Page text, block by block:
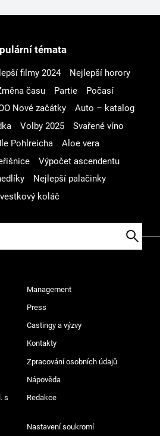
témata
filmy 2024
Nejlepší horory
času Partie
Počasí
Nové začátky
Auto – katalog
Volby 2025
Svařené víno
Pohlreicha
Aloe vera
Výpočet ascendentu
Nejlepší palačinky
koláč
Management
Press
Castingy a výzvy
Kontakty
Zpracování osobních údajů
Nápověda
s
Redakce
Nastavení soukromí